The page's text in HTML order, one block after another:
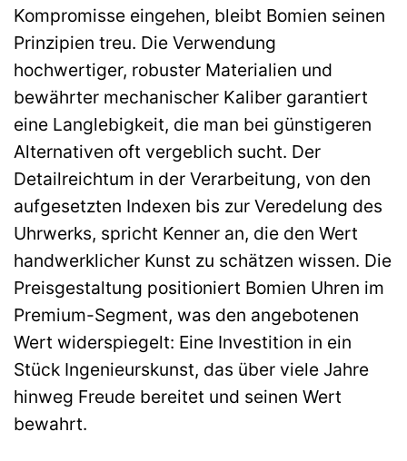
Kompromisse eingehen, bleibt Bomien seinen
Prinzipien treu. Die Verwendung
hochwertiger, robuster Materialien und
bewährter mechanischer Kaliber garantiert
eine Langlebigkeit, die man bei günstigeren
Alternativen oft vergeblich sucht. Der
Detailreichtum in der Verarbeitung, von den
aufgesetzten Indexen bis zur Veredelung des
Uhrwerks, spricht Kenner an, die den Wert
handwerklicher Kunst zu schätzen wissen. Die
Preisgestaltung positioniert Bomien Uhren im
Premium-Segment, was den angebotenen
Wert widerspiegelt: Eine Investition in ein
Stück Ingenieurskunst, das über viele Jahre
hinweg Freude bereitet und seinen Wert
bewahrt.